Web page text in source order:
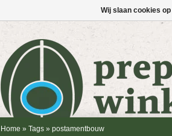
Home » Tags » postamentbouw
Wij slaan cookies